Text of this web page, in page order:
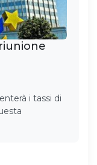
i tassi di